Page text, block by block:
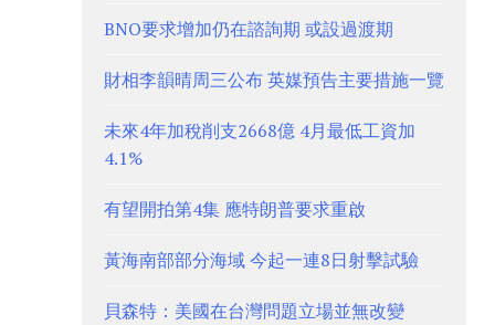
BNO要求增加仍在諮詢期 或設過渡期
財相李韻晴周三公布 英媒預告主要措施一覽
未來4年加稅削支2668億 4月最低工資加
4.1%
有望開拍第4集 應特朗普要求重啟
黃海南部部分海域 今起一連8日射擊試驗
貝森特：美國在台灣問題立場並無改變